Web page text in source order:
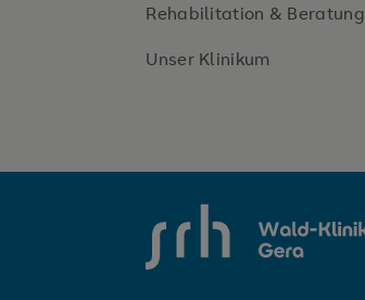
Rehabilitation & Beratung
Unser Klinikum